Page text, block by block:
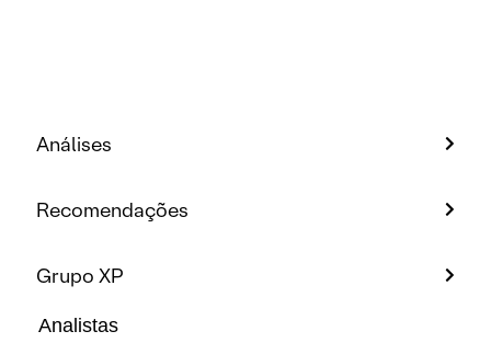
Análises
Recomendações
Grupo XP
Analistas